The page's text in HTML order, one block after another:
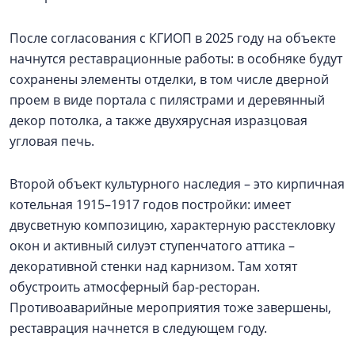
После согласования с КГИОП в 2025 году на объекте
начнутся реставрационные работы: в особняке будут
сохранены элементы отделки, в том числе дверной
проем в виде портала с пилястрами и деревянный
декор потолка, а также двухярусная изразцовая
угловая печь.
Второй объект культурного наследия – это кирпичная
котельная 1915–1917 годов постройки: имеет
двусветную композицию, характерную расстекловку
окон и активный силуэт ступенчатого аттика –
декоративной стенки над карнизом. Там хотят
обустроить атмосферный бар-ресторан.
Противоаварийные мероприятия тоже завершены,
реставрация начнется в следующем году.